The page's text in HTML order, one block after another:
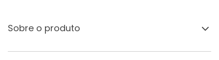
Sobre o produto